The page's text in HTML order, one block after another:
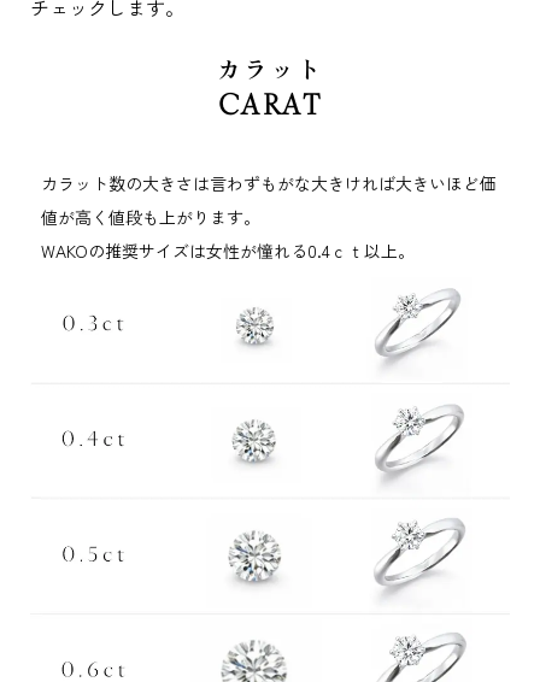
チェックします。
カラット
CARAT
カラット数の大きさは言わずもがな大きければ大きいほど価
値が高く値段も上がります。
WAKOの推奨サイズは女性が憧れる0.4ｃｔ以上。